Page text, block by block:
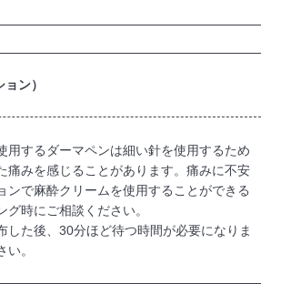
ン）
用するダーマペンは細い針を使用するため
痛みを感じることがあります。痛みに不安
ンで麻酔クリームを使用することができる
グ時にご相談ください。
した後、30分ほど待つ時間が必要になりま
。